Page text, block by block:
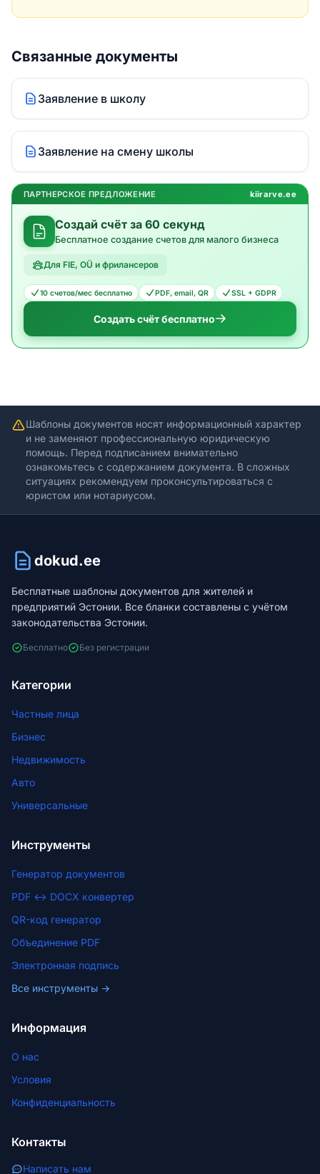
Связанные документы
Заявление в школу
Заявление на смену школы
ПАРТНЕРСКОЕ ПРЕДЛОЖЕНИЕ kiirarve.ee
Создай счёт за 60 секунд
Бесплатное создание счетов для малого бизнеса
Для FIE, OÜ и фрилансеров
10 счетов/мес бесплатно PDF, email, QR SSL + GDPR
Создать счёт бесплатно
Шаблоны документов носят информационный характер
и не заменяют профессиональную юридическую
помощь. Перед подписанием внимательно
ознакомьтесь с содержанием документа. В сложных
ситуациях рекомендуем проконсультироваться с
юристом или нотариусом.
dokud.ee
Бесплатные шаблоны документов для жителей и
предприятий Эстонии. Все бланки составлены с учётом
законодательства Эстонии.
Бесплатно Без регистрации
Категории
Частные лица
Бизнес
Недвижимость
Авто
Универсальные
Инструменты
Генератор документов
PDF ↔ DOCX конвертер
QR-код генератор
Объединение PDF
Электронная подпись
Все инструменты →
Информация
О нас
Условия
Конфиденциальность
Контакты
Написать нам